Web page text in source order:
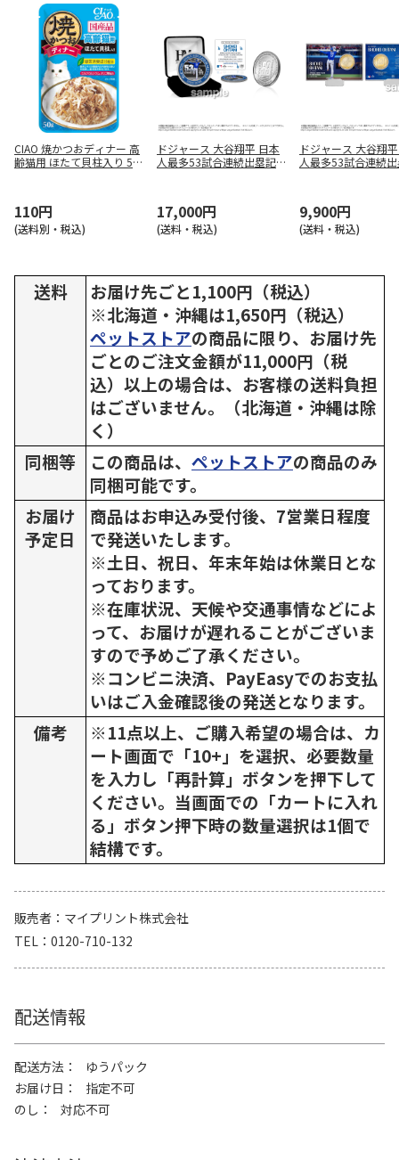
CIAO 焼かつおディナー 高
齢猫用 ほたて貝柱入り 50
110円
(送料別・税込)
ドジャース 大谷翔平 日本
人最多53試合連続出塁記
17,000円
(送料・税込)
ドジャース 大谷翔
人最多53試合連続
9,900円
(送料・税込)
送料
お届け先ごと1,100円（税込）
※北海道・沖縄は1,650円（税込）
ペットストアの商品に限り、お届け先
ごとのご注文金額が11,000円（税
込）以上の場合は、お客様の送料負担
はございません。（北海道・沖縄は除
く）
同梱等
この商品は、 ペットストアの商品のみ
同梱可能です。
お届け
予定日
商品はお申込み受付後、7営業日程度
で発送いたします。
※土日、祝日、年末年始は休業日とな
っております。
※在庫状況、天候や交通事情などによ
って、お届けが遅れることがございま
すので予めご了承ください。
※コンビニ決済、PayEasyでのお支払
いはご入金確認後の発送となります。
備考
※11点以上、ご購入希望の場合は、カ
ート画面で「10+」を選択、必要数量
を入力し「再計算」ボタンを押下して
ください。当画面での「カートに入れ
る」ボタン押下時の数量選択は1個で
結構です。
販売者
マイプリント株式会社
TEL
0120-710-132
配送情報
配送方法
ゆうパック
お届け日
指定不可
のし
対応不可